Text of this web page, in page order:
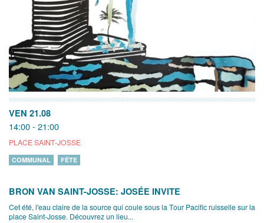
VEN 21.08
14:00 - 21:00
PLACE SAINT-JOSSE
COMMUNAL FÊTE
BRON VAN SAINT-JOSSE: JOSÉE INVITE
Cet été, l'eau claire de la source qui coule sous la Tour Pacific ruisselle sur la
place Saint-Josse. Découvrez un lieu...